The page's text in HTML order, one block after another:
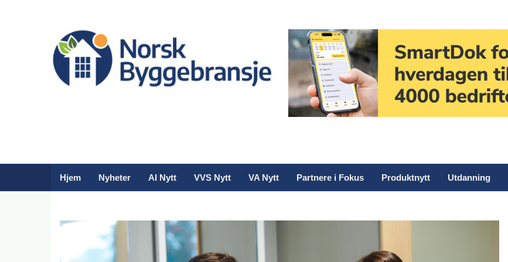
Hjem Nyheter AI Nytt VVS Nytt VA Nytt Partnere i Fokus Produktnytt Utdanning